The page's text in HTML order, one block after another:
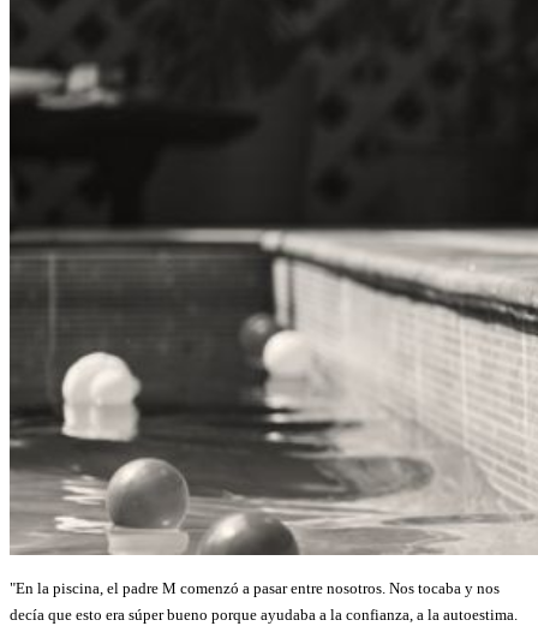
"En la piscina, el padre M comenzó a pasar entre nosotros. Nos tocaba y nos
decía que esto era súper bueno porque ayudaba a la confianza, a la autoestima.